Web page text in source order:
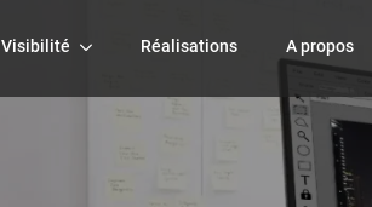
Visibilité Réalisations A propos